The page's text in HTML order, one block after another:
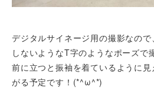
デジタルサイネージ用の撮影なの
しないようなT字のようなポーズ
前に立つと振袖を着ているように
がる予定です！(*^ω^*)